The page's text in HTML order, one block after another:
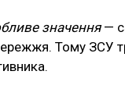
значення—
Тому ЗСУ